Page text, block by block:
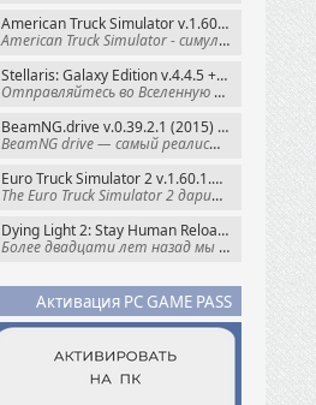
American Truck Simulator v.1.60.1.8s + Все DLC (2016) Пиратка
American Truck Simulator - симулятор
Stellaris: Galaxy Edition v.4.4.5 + Все DLC (2016) Пиратка
Отправляйтесь во Вселенную полную чудес и
BeamNG.drive v.0.39.2.1 (2015) RePack
BeamNG drive — самый реалистичный
Euro Truck Simulator 2 v.1.60.1.7s + Все DLC (2012) Пиратка
The Euro Truck Simulator 2 дарит вам опыт
Dying Light 2: Stay Human Reloaded Edition v.1.28.3 + Все DLC (2022) RePack
Более двадцати лет назад мы пытались
Активация PC GAME PASS